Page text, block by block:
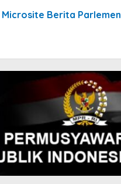
Microsite Berita Parlemen